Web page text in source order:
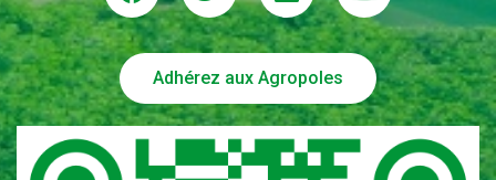
Adhérez aux Agropoles